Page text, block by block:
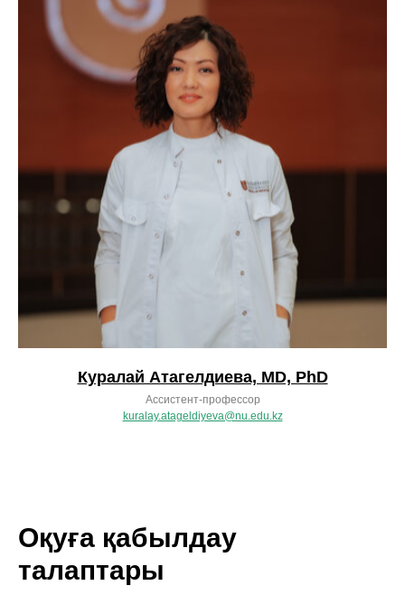
Куралай Атагелдиева, MD, PhD
Ассистент-профессор
kuralay.atageldiyeva@nu.edu.kz
Оқуға қабылдау
талаптары